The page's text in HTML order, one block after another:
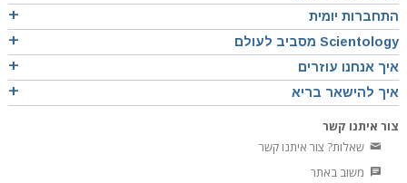
התחברות יומית
Scientology מסביב לעולם
איך אנחנו עוזרים
איך להישאר בריא
צור איתנו קשר
שאלות? צור איתנו קשר
משוב באתר